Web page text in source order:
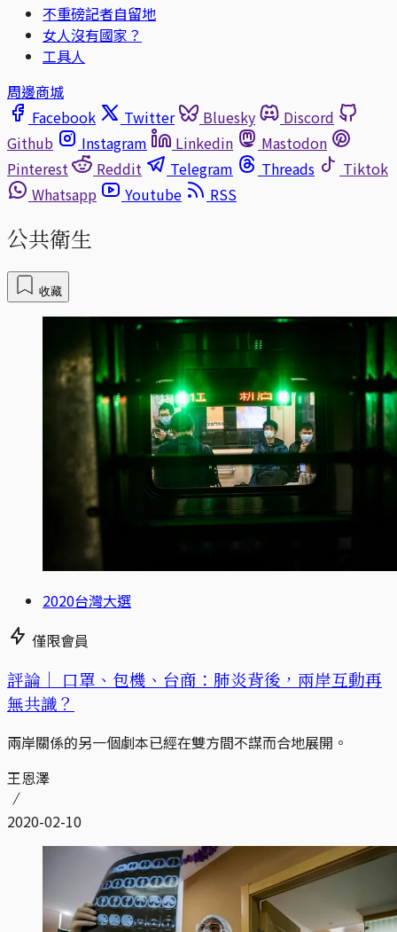
不重磅記者自留地
女人沒有國家？
工具人
周邊商城
Facebook
Twitter Bluesky
Discord
Github
Instagram Linkedin
Mastodon
Pinterest
Reddit Telegram Threads
Tiktok
Whatsapp
Youtube RSS
公共衛生
收藏
2020台灣大選
僅限會員
評論｜ 口罩、包機、台商：肺炎背後，兩岸互動再
無共識？
兩岸關係的另一個劇本已經在雙方間不謀而合地展開。
王恩澤
2020-02-10